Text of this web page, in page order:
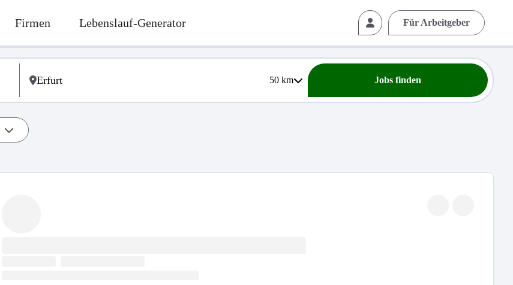
Firmen Lebenslauf-Generator Für Arbeitgeber
50km Jobs finden